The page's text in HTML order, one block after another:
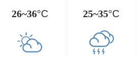
26~36°C 25~35°C